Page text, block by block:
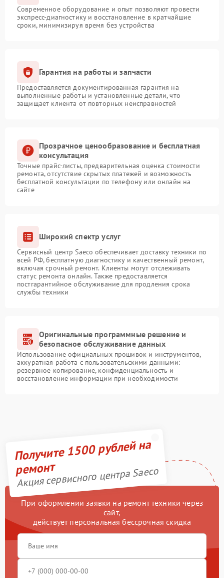
Современное оборудование и опыт позволяют провести
экспресс-диагностику и восстановление в кратчайшие
сроки, минимизируя время без устройства
Гарантия на работы и запчасти
Предоставляется документированная гарантия на
выполненные работы и установленные детали, что
защищает клиента от повторных неисправностей
Прозрачное ценообразование и бесплатная
консультация
Точные прайс-листы, предварительная оценка стоимости
ремонта, отсутствие скрытых платежей и возможность
бесплатной консультации по телефону или онлайн на
сайте
Широкий спектр услуг
Сервисный центр Saeco обеспечивает доставку техники по
всей РФ, бесплатную диагностику и качественный ремонт,
включая срочный ремонт. Клиенты могут отслеживать
статус ремонта онлайн. Также предоставляется
постгарантийное обслуживание для продления срока
службы техники
Оригинальные программные решение и
безопасное обслуживание данных
Использование официальных прошивок и инструментов,
аккуратная работа с пользовательскими данными:
резервное копирование, конфиденциальность и
восстановление информации при необходимости
Получите 1500 рублей на
ремонт
Акция сервисного центра Saeco
При оформлении заявки на ремонт техники через
сайт,
действует персональная бессрочная скидка